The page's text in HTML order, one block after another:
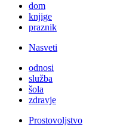
dom
knjige
praznik
Nasveti
odnosi
služba
šola
zdravje
Prostovoljstvo